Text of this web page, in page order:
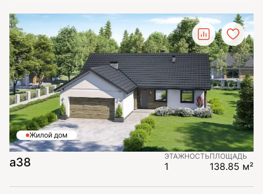
Жилой дом
a38 ЭТАЖНОСТЬ
1
ПЛОЩАДЬ
138.85 м²